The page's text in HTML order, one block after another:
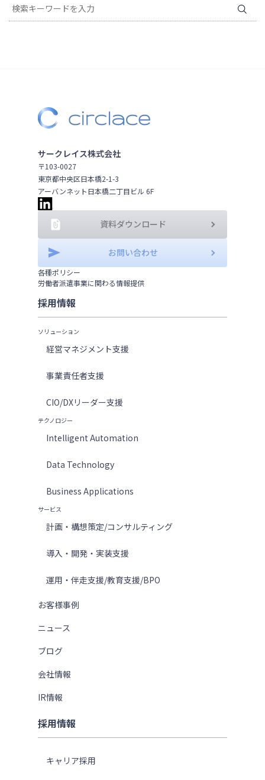
サークレイス株式会社
〒103-0027
東京都中央区日本橋2-1-3
アーバンネット日本橋二丁目ビル 6F
資料ダウンロード
お問い合わせ
各種ポリシー
労働者派遣事業に関わる情報提供
採用情報
ソリューション
経営マネジメント支援
事業責任者支援
CIO/DXリーダー支援
テクノロジー
Intelligent Automation
Data Technology
Business Applications
サービス
計画・構想策定/コンサルティング
導入・開発・実装支援
運用・伴走支援/教育支援/BPO
お客様事例
ニュース
ブログ
会社情報
IR情報
採用情報
キャリア採用